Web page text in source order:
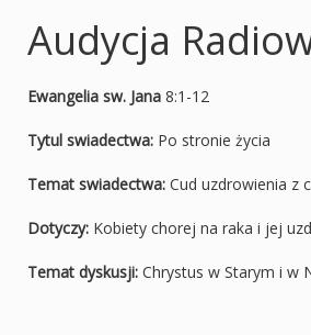
Audycja
Ewangelia sw. Jana 8:1-12
Tytul swiadectwa: Po stronie życia
Temat swiadectwa: Cud uzdrowienia z
Dotyczy: Kobiety chorej na raka i jej
Temat dyskusji: Chrystus w Starym i w